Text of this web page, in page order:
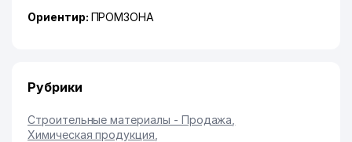
Ориентир: ПРОМЗОНА
Рубрики
Строительные материалы - Продажа
Химическая продукция